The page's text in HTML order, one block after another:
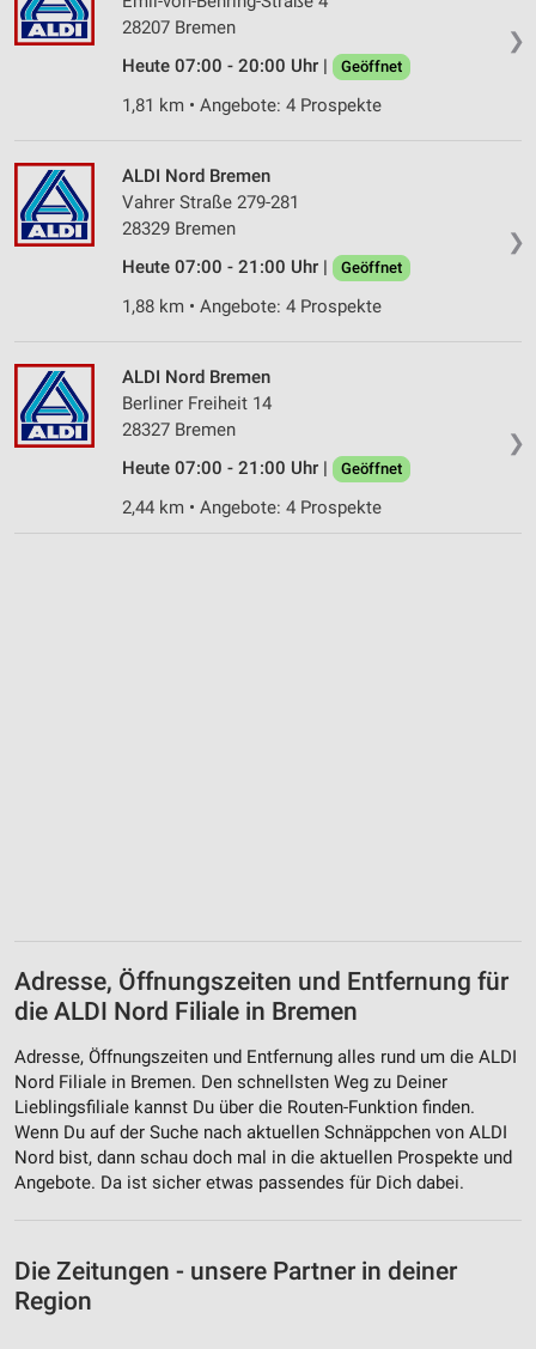
❯
28207 Bremen
Heute 07:00 - 20:00 Uhr |
Geöffnet
1,81 km • Angebote: 4 Prospekte
❯
ALDI Nord Bremen
Vahrer Straße 279-281
28329 Bremen
Heute 07:00 - 21:00 Uhr |
Geöffnet
1,88 km • Angebote: 4 Prospekte
❯
ALDI Nord Bremen
Berliner Freiheit 14
28327 Bremen
Heute 07:00 - 21:00 Uhr |
Geöffnet
2,44 km • Angebote: 4 Prospekte
Adresse, Öffnungszeiten und Entfernung für
die ALDI Nord Filiale in Bremen
Adresse, Öffnungszeiten und Entfernung alles rund um die ALDI
Nord Filiale in Bremen. Den schnellsten Weg zu Deiner
Lieblingsfiliale kannst Du über die Routen-Funktion finden.
Wenn Du auf der Suche nach aktuellen Schnäppchen von ALDI
Nord bist, dann schau doch mal in die aktuellen Prospekte und
Angebote. Da ist sicher etwas passendes für Dich dabei.
Die Zeitungen - unsere Partner in deiner
Region